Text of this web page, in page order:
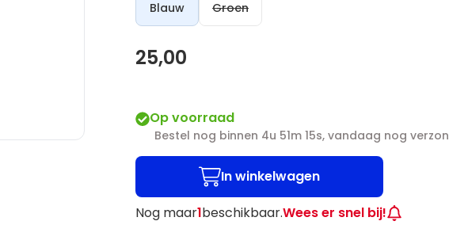
Blauw Groen
25,00
Op voorraad
Bestel nog binnen 4u 51m 14s, vandaag nog
In winkelwagen
Nog maar1beschikbaar.Wees er snel bij!